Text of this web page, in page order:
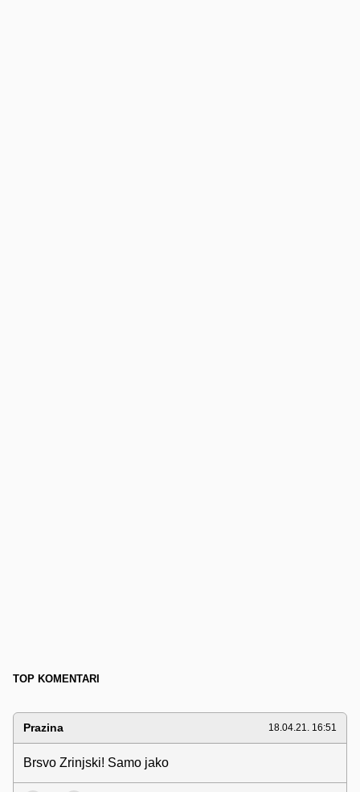
TOP KOMENTARI
Prazina 18.04.21. 16:51
Brsvo Zrinjski! Samo jako